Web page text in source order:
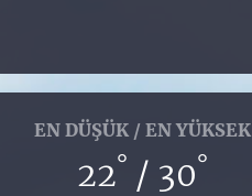
EN DÜŞÜK / EN YÜKSEK
22° / 30°